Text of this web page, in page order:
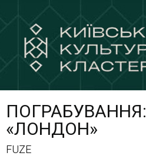
«ЛОНДОН»
FUZE